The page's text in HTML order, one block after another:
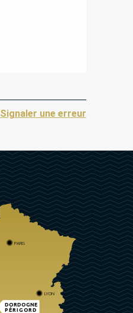
Signaler une erreur
DORDOGNE
PÉRIGORD
PARIS
LYON